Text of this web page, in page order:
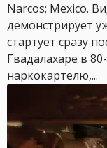
Narcos: Mexico.
демонстрирует
стартует сразу
Гвадалахаре в
наркокартелю,...